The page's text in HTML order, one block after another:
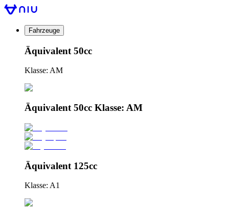
Fahrzeuge
Äquivalent 50cc
Klasse: AM
Äquivalent 50cc Klasse: AM
Äquivalent 125cc
Klasse: A1